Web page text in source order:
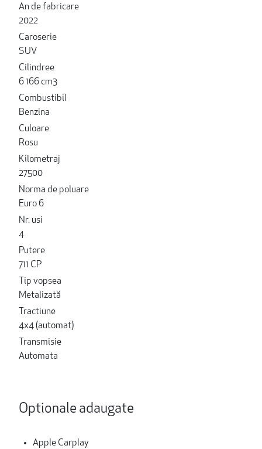
An de fabricare
2022
Caroserie
SUV
Cilindree
6 166 cm3
Combustibil
Benzina
Culoare
Rosu
Kilometraj
27500
Norma de poluare
Euro 6
Nr. usi
4
Putere
711 CP
Tip vopsea
Metalizată
Tractiune
4x4 (automat)
Transmisie
Automata
Optionale adaugate
Apple Carplay